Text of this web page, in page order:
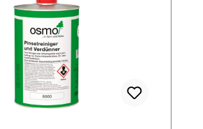
Sie: Das erzielte Ergebnis
kann je nach Holzart
ausfallen.